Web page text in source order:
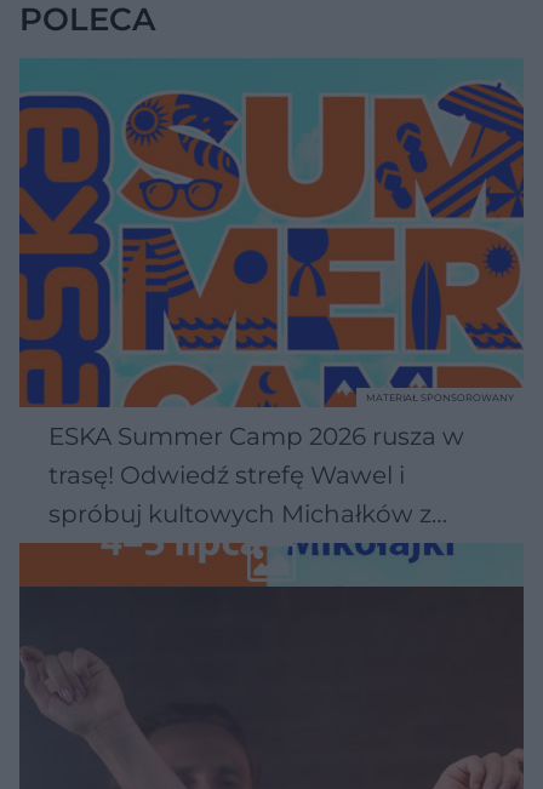
POLECA
ESKA Summer Camp 2026 rusza w
trasę! Odwiedź strefę Wawel i
spróbuj kultowych Michałków z
Wawelu
MATERIAŁ SPONSOROWANY